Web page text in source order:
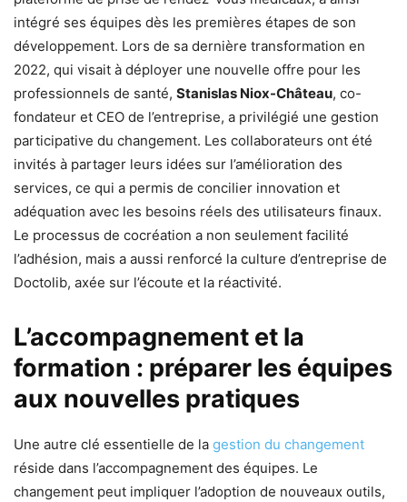
intégré ses équipes dès les premières étapes de son
développement. Lors de sa dernière transformation en
2022, qui visait à déployer une nouvelle offre pour les
professionnels de santé, Stanislas Niox-Château, co-
fondateur et CEO de l’entreprise, a privilégié une gestion
participative du changement. Les collaborateurs ont été
invités à partager leurs idées sur l’amélioration des
services, ce qui a permis de concilier innovation et
adéquation avec les besoins réels des utilisateurs finaux.
Le processus de cocréation a non seulement facilité
l’adhésion, mais a aussi renforcé la culture d’entreprise de
Doctolib, axée sur l’écoute et la réactivité.
L’accompagnement et la
formation : préparer les équipes
aux nouvelles pratiques
Une autre clé essentielle de la gestion du changement
réside dans l’accompagnement des équipes. Le
changement peut impliquer l’adoption de nouveaux outils,